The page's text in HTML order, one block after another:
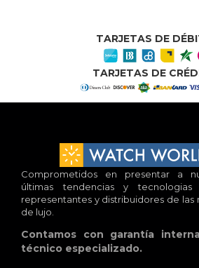
TARJETAS DE
TARJETAS DE
Comprometidos en presentar a
últimas tendencias y
representantes y distribuidores de las
de lujo.
Contamos con garantía
técnico especializado.